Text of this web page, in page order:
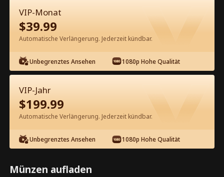
Episode 82 - Oh Nein! Ich habe mit
meinem Mann geschlafen!
Kompletter Film
0-49 50-84
80 81 82 83 84
VIP-Monat
$39.99
Automatische Verlängerung. Jederzeit kündbar.
Unbegrenztes Ansehen 1080p Hohe Qualität
VIP-Jahr
$199.99
Automatische Verlängerung. Jederzeit kündbar.
Unbegrenztes Ansehen 1080p Hohe Qualität
Münzen aufladen